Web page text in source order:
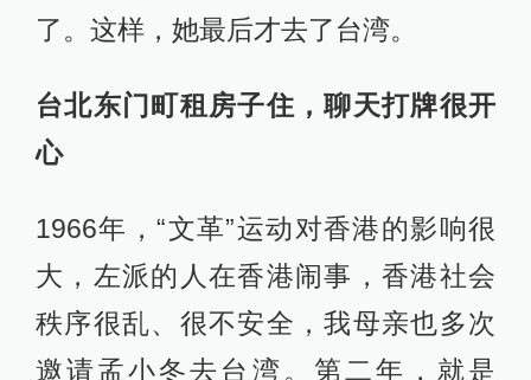
了。这样，她最后才去了台湾。
台北东门町租房子住，聊天打牌很开
心
1966年，“文革”运动对香港的影响很
大，左派的人在香港闹事，香港社会
秩序很乱、很不安全，我母亲也多次
邀请孟小冬去台湾。第二年，就是